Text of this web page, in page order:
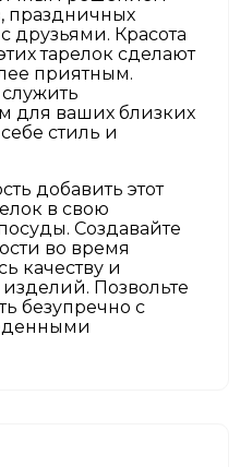
праздничных
друзьями. Красота
тарелок сделают
приятным.
для ваших близких
стиль и
добавить этот
в свою
Создавайте
во время
качеству и
Позвольте
безупречно с